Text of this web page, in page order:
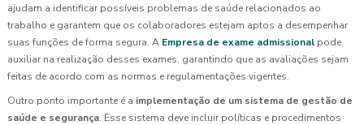
ajudam a identificar possíveis problemas de saúde relacionados ao
trabalho e garantem que os colaboradores estejam aptos a desempenhar
suas funções de forma segura. A Empresa de exame admissional pode
auxiliar na realização desses exames, garantindo que as avaliações sejam
feitas de acordo com as normas e regulamentações vigentes.
Outro ponto importante é a implementação de um sistema de gestão de
saúde e segurança. Esse sistema deve incluir políticas e procedimentos